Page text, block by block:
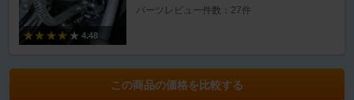
4.48
パーツレビュー件数：27件
この商品の価格を比較する